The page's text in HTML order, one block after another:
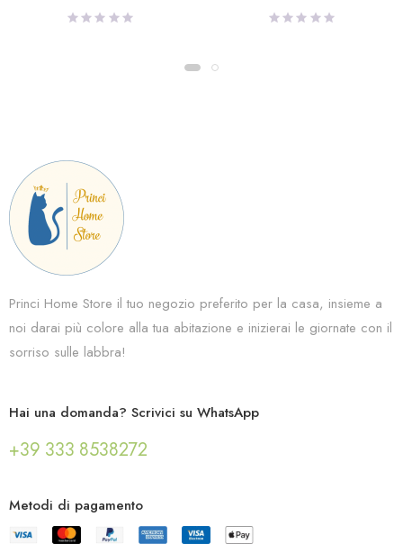
Princi Home Store il tuo negozio preferito per la casa, insieme a
noi darai più colore alla tua abitazione e inizierai le giornate con il
sorriso sulle labbra!
Hai una domanda? Scrivici su WhatsApp
+39 333 8538272
Metodi di pagamento